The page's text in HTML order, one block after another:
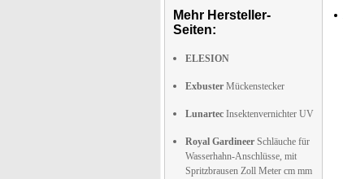
Mehr Hersteller-
Seiten:
ELESION
Exbuster Mückenstecker
Lunartec Insektenvernichter UV
Royal Gardineer Schläuche für
Wasserhahn-Anschlüsse, mit
Spritzbrausen Zoll Meter cm mm